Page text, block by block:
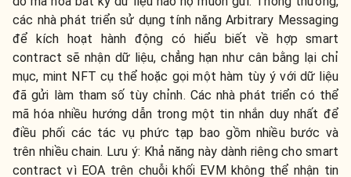
các nhà phát triển sử dụng tính năng Arbitrary Messaging
để kích hoạt hành động có hiểu biết về hợp smart
contract sẽ nhận dữ liệu, chẳng hạn như cân bằng lại chỉ
mục, mint NFT cụ thể hoặc gọi một hàm tùy ý với dữ liệu
đã gửi làm tham số tùy chỉnh. Các nhà phát triển có thể
mã hóa nhiều hướng dẫn trong một tin nhắn duy nhất để
điều phối các tác vụ phức tạp bao gồm nhiều bước và
trên nhiều chain. Lưu ý: Khả năng này dành riêng cho smart
contract vì EOA trên chuỗi khối EVM không thể nhận tin